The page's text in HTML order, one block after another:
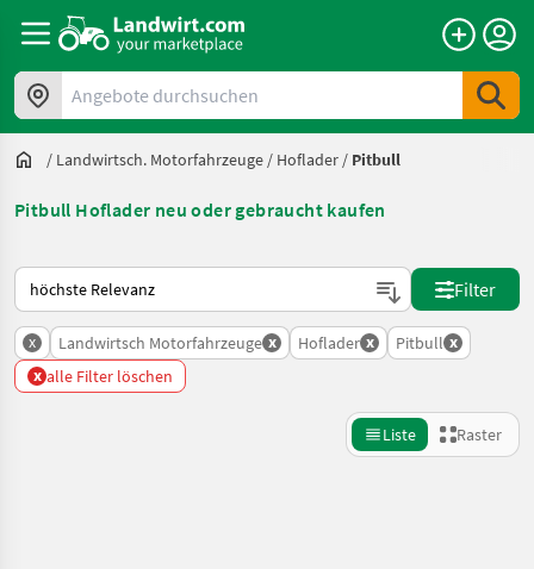
Angebote durchsuchen
/ Landwirtsch. Motorfahrzeuge / Hoflader / Pitbull
Pitbull Hoflader neu oder gebraucht kaufen
So wird auf Landwirt.com sortiert
Filter
x Landwirtsch Motorfahrzeuge x Hoflader x Pitbull x
x alle Filter löschen
Liste Raster